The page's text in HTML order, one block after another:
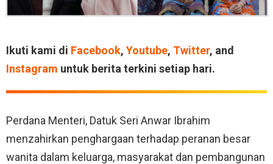
Ikuti kami di Facebook, Youtube, Twitter, and
Instagram untuk berita terkini setiap hari.
Perdana Menteri, Datuk Seri Anwar Ibrahim
menzahirkan penghargaan terhadap peranan besar
wanita dalam keluarga, masyarakat dan pembangunan